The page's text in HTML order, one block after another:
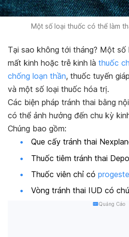
Một số loại thuốc có thể làm
Tại sao không tới tháng? Một số
mất kinh hoặc trễ kinh là thuốc
chống loạn thần, thuốc tuyến
và một số loại thuốc hóa trị.
Các biện pháp tránh thai bằng
có thể ảnh hưởng đến chu kỳ
Chúng bao gồm:
Que cấy tránh thai
Thuốc tiêm tránh thai
Thuốc viên chỉ có
Vòng tránh thai IUD có
Quảng Cáo